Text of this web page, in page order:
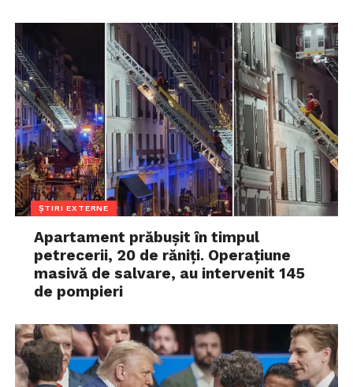
ȘTIRI EXTERNE
Apartament prăbușit în timpul
petrecerii, 20 de răniți. Operațiune
masivă de salvare, au intervenit 145
de pompieri